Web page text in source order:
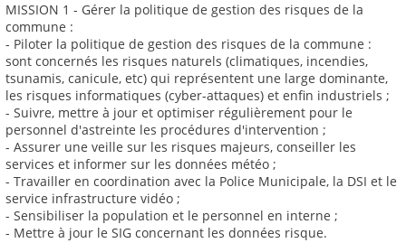
MISSION 1 - Gérer la politique de gestion des risques de la
commune :
- Piloter la politique de gestion des risques de la commune :
sont concernés les risques naturels (climatiques, incendies,
tsunamis, canicule, etc) qui représentent une large dominante,
les risques informatiques (cyber-attaques) et enfin industriels ;
- Suivre, mettre à jour et optimiser régulièrement pour le
personnel d'astreinte les procédures d'intervention ;
- Assurer une veille sur les risques majeurs, conseiller les
services et informer sur les données météo ;
- Travailler en coordination avec la Police Municipale, la DSI et le
service infrastructure vidéo ;
- Sensibiliser la population et le personnel en interne ;
- Mettre à jour le SIG concernant les données risque.